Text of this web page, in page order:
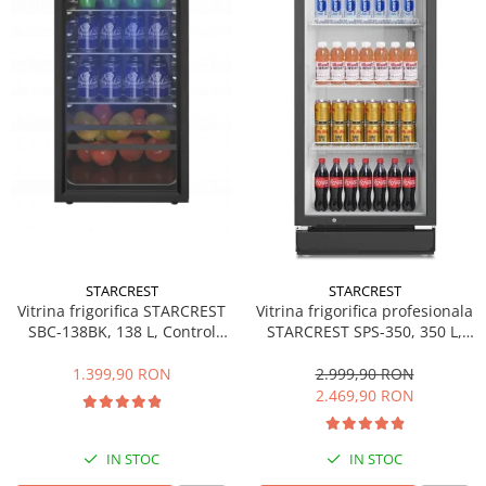
Cuptoare cu microunde
Cuptoare cu microunde
Hote de bucatarie
Incorporabile
Aparate frigorifice incorporabile
Plite incorporabile
Masini spalat vase
Plite standard
Vitrine frigorifice
STARCREST
Vitrina frigorifica STARCREST
SBC-138BK, 138 L, Control
cm, Negru
1.399,90 RON
IN STOC
STARCREST
Vitrina frigorifica profesionala
STARCREST SPS-350, 350 L,
LED, H 194.5 cm, Negru
2.999,90 RON
2.469,90 RON
IN STOC